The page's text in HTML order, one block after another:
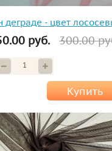
деграде - цвет
руб. 300.00
Купить